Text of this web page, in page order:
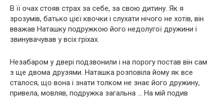
В її очах стояв страх за себе, за свою дитину. Як я
зрозумів, батько цієї квочки і слухати нічого не хотів, він
вважав Наташку подружкою його недолугої дружини і
звинувачував у всіх гріхах.
Незабаром у двері подзвонили і на порогу постав він сам
з ще двома друзями. Наташка розповіла йому як все
сталося, що вона і знати толком не знає його дружину,
привела, мовляв, подружка загальна … На мій подив